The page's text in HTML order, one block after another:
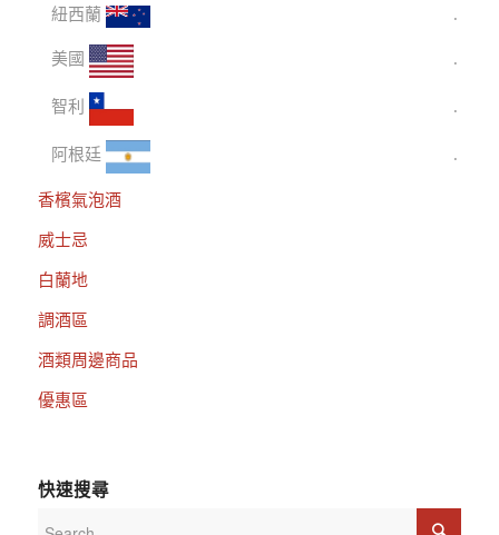
紐西蘭
美國
智利
阿根廷
香檳氣泡酒
威士忌
白蘭地
調酒區
酒類周邊商品
優惠區
快速搜尋